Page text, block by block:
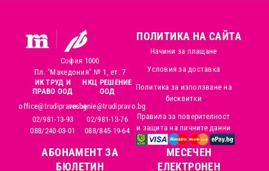
София 1000
Пл. "Македония" № 1, ет. 7
ИК ТРУД И
ПРАВО ООД
office@trudipravo.bg
02/981-13-93
088/240-03-01
НКЦ РЕШЕНИЕ
ООД
reshenie@trudipravo.bg
02/981-13-76
088/845-19-64
ПОЛИТИКА НА САЙТА
Начини за плащане
Условия за доставка
Политика за използване на
бисквитки
Правила за поверителност
и защита на личните данни
АБОНАМЕНТ ЗА
БЮЛЕТИН
MЕСЕЧЕН
ЕЛЕКТРОНЕН